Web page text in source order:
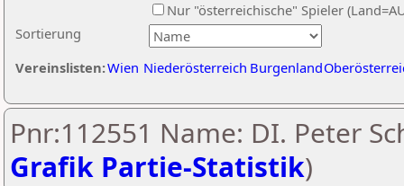
Sortierung
Nur "österreichische" Spieler
Vereinslisten:Wien Niederösterreich Burgenland
Pnr:112551 Name: DI. Peter
Grafik Partie-Statistik)